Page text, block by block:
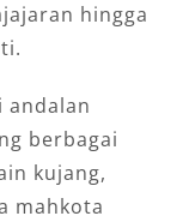
hingga
andalan
berbagai
kujang,
mahkota